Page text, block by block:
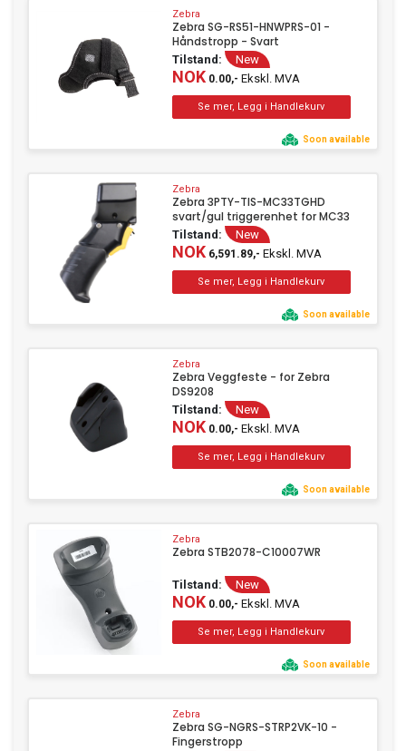
Zebra
Zebra SG-RS51-HNWPRS-01 -
Håndstropp - Svart
Tilstand: New
NOK0.00,- Ekskl. MVA
Soon available
Zebra
Zebra 3PTY-TIS-MC33TGHD
svart/gul triggerenhet for MC33
Tilstand: New
NOK6,591.89,- Ekskl. MVA
Soon available
Zebra
Zebra Veggfeste - for Zebra
DS9208
Tilstand: New
NOK0.00,- Ekskl. MVA
Soon available
Zebra
Zebra STB2078-C10007WR
Tilstand: New
NOK0.00,- Ekskl. MVA
Soon available
Zebra
Zebra SG-NGRS-STRP2VK-10 -
Fingerstropp